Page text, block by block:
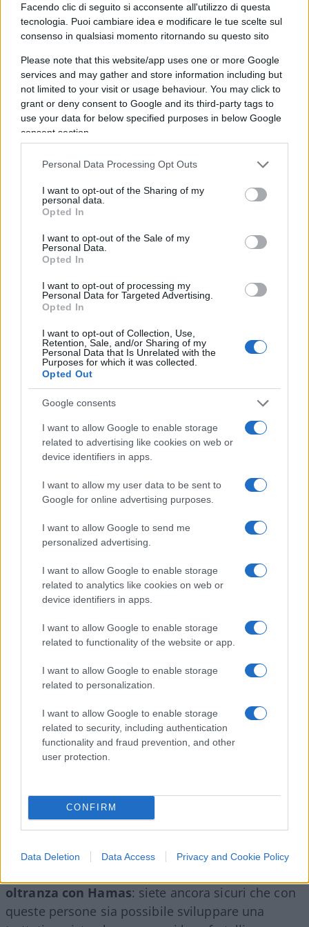
Facendo clic di seguito si acconsente all'utilizzo di questa
tecnologia. Puoi cambiare idea e modificare le tue scelte sul
consenso in qualsiasi momento ritornando su questo sito
Please note that this website/app uses one or more Google
services and may gather and store information including but
not limited to your visit or usage behaviour. You may click to
grant or deny consent to Google and its third-party tags to
use your data for below specified purposes in below Google
consent section.
Personal Data Processing Opt Outs
I want to opt-out of the Sharing of my
personal data.
Opted In
I want to opt-out of the Sale of my
Personal Data.
Opted In
I want to opt-out of processing my
Personal Data for Targeted Advertising.
Opted In
I want to opt-out of Collection, Use,
Retention, Sale, and/or Sharing of my
Personal Data that Is Unrelated with the
Purposes for which it was collected.
Opted Out
Google consents
I want to allow Google to enable storage
related to advertising like cookies on web or
device identifiers in apps.
I want to allow my user data to be sent to
Google for online advertising purposes.
I want to allow Google to send me
personalized advertising.
I want to allow Google to enable storage
related to analytics like cookies on web or
device identifiers in apps.
I want to allow Google to enable storage
related to functionality of the website or app.
I want to allow Google to enable storage
related to personalization.
I want to allow Google to enable storage
related to security, including authentication
functionality and fraud prevention, and other
user protection.
CONFIRM
Data Deletion Data Access Privacy and Cookie Policy
vogliono altro e prosperano sulla guerra e sul
fatto che la popolazione a Gaza deve soffrire”.
Insomma: “Il primo nemico del popolo palestinese
– sostiene Arditti, raccogliendo una opinione
ancora troppo poco sostenuta in Occidente – è
Hamas. Un nemico molto peggiore di Israele”.
Leggi anche
Hamas contro i palestinesi
Criticando una certa cecità europea ed
ricordare che i vertici politici, di intelligence e
militari di Hamas sono fuori di Gaza, e vivono
protetti e ospitati in varie nazioni, a cominciare
dal Qatar. Ovvero lo stesso Paese nei quali, noi
purtroppo non c’eravamo, siamo andati a giocare i
mondiali di calcio. Cioè, dobbiamo capire che
ancheverso Hamas non basta e non serve
Stati Uniti e di Israele, ma servirebbe molto altro
dimostrata nei confronti della crescita di Hamas”.
Arditti ha poi concluso “ricordando che nel 2007,
quando si consuma lo scontro interno alla élite
politica palestinese, tra il gruppo più legato
all’Autorità nazionale e la nascente forza di
Hamas, che era andata molto bene alle elezioni –
meglio a Gaza che in Cisgiordania- : vince Hamas
a Gaza, vince questo scontro interno, facendo
morti che è tra i 300 e i 500. In sostanza, l’intero
vertice dell’Autorità nazionale palestinese a Gaza è
stato eliminato fisicamente”.
A questo punto, affermando che mi trovo in totale
chiudere l’articolo ponendo la seguente domanda
oltranza con Hamas: siete ancora sicuri che con
queste persone sia possibile sviluppare una